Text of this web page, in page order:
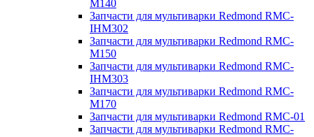
M140
Запчасти для мультиварки Redmond RMC-
IHM302
Запчасти для мультиварки Redmond RMC-
M150
Запчасти для мультиварки Redmond RMC-
IHM303
Запчасти для мультиварки Redmond RMC-
M170
Запчасти для мультиварки Redmond RMC-01
Запчасти для мультиварки Redmond RMC-